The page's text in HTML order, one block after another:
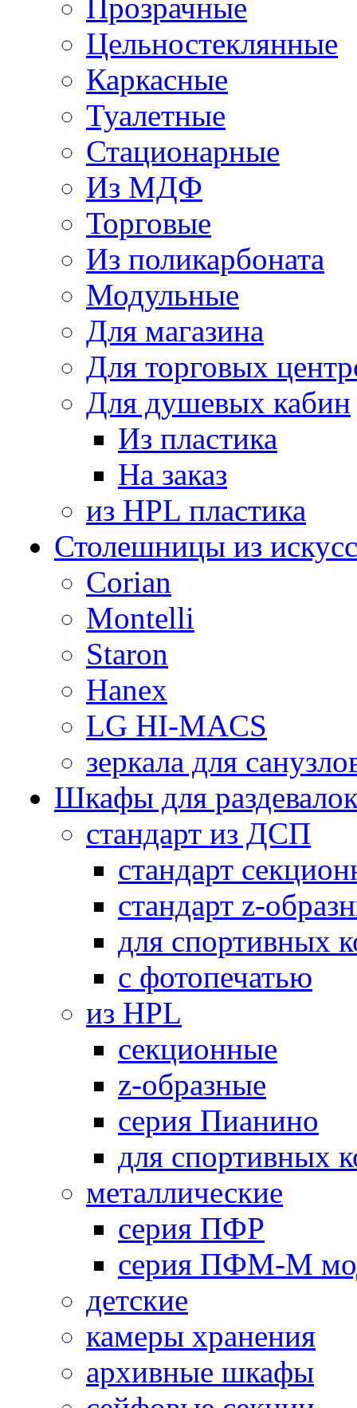
Прозрачные
Цельностеклянные
Каркасные
Туалетные
Стационарные
Из МДФ
Торговые
Из поликарбоната
Модульные
Для магазина
Для торговых
Для душевых кабин
Из пластика
На заказ
из HPL пластика
Столешницы из
Corian
Montelli
Staron
Hanex
LG HI-MACS
зеркала для
Шкафы для
стандарт из ДСП
стандарт
стандарт z-
для спортивных
с фотопечатью
из HPL
секционные
z-образные
серия Пианино
для спортивных
металлические
серия ПФР
серия ПФМ-М
детские
камеры хранения
архивные шкафы